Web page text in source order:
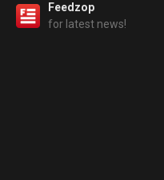
Feedzop
for latest news!